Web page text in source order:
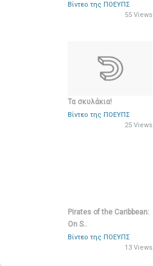
Βίντεο της ΠΟΕΥΠΣ
55 Views
Τα σκυλάκια!
Βίντεο της ΠΟΕΥΠΣ
25 Views
Pirates of the Caribbean:
On S..
Βίντεο της ΠΟΕΥΠΣ
13 Views